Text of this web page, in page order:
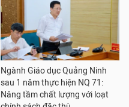
Ngành Giáo dục Quảng Ninh
sau 1 năm thực hiện NQ 71:
Nâng tầm chất lượng với loạt